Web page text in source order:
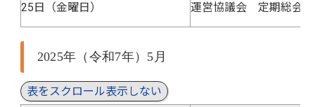
25日（金曜日） 運営協議会 定期総会
2025年（令和7年）5月
表をスクロール表示しない